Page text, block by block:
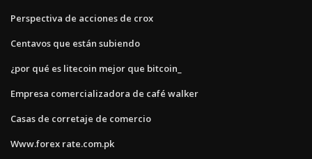
Perspectiva de acciones de crox
Centavos que están subiendo
¿por qué es litecoin mejor que bitcoin_
Empresa comercializadora de café walker
Casas de corretaje de comercio
Www.forex rate.com.pk